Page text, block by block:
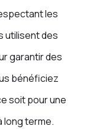
les
utilisent des
garantir des
bénéficiez
soit pour une
long terme.